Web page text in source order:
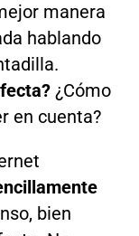
manera
hablando
¿Cómo
en cuenta?
bien